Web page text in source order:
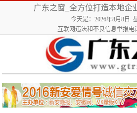
广东之窗_全方位打造本地企
今天是：2026年8月8日
互联网违法和不良信息举报电